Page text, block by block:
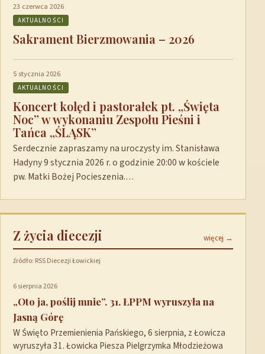
23 czerwca 2026
AKTUALNOŚCI
Sakrament Bierzmowania – 2026
5 stycznia 2026
AKTUALNOŚCI
Koncert kolęd i pastorałek pt. „Święta
Noc” w wykonaniu Zespołu Pieśni i
Tańca „ŚLĄSK”
Serdecznie zapraszamy na uroczysty im. Stanisława
Hadyny 9 stycznia 2026 r. o godzinie 20:00 w kościele
pw. Matki Bożej Pocieszenia.…
Z życia diecezji więcej →
źródło: RSS Diecezji Łowickiej
6 sierpnia 2026
„Oto ja, poślij mnie”. 31. ŁPPM wyruszyła na
Jasną Górę
W Święto Przemienienia Pańskiego, 6 sierpnia, z Łowicza
wyruszyła 31. Łowicka Piesza Pielgrzymka Młodzieżowa